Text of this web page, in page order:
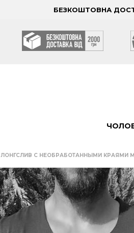
БЕЗКОШТОВНА
ЛОНГСЛИВ С НЕОБРАБОТАННЫМИ КРАЯМИ